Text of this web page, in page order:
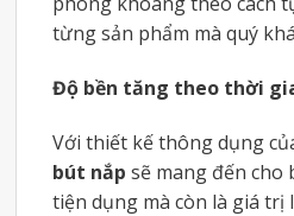
từng sản phẩm mà quý
Độ bền tăng theo thời
Với thiết kế thông dụng
bút nắp sẽ mang đến cho
tiện dụng mà còn là giá trị